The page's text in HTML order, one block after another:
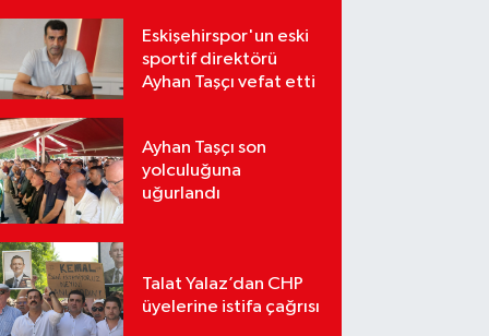
Eskişehirspor'un eski
sportif direktörü
Ayhan Taşçı vefat etti
Ayhan Taşçı son
yolculuğuna
uğurlandı
Talat Yalaz’dan CHP
üyelerine istifa çağrısı